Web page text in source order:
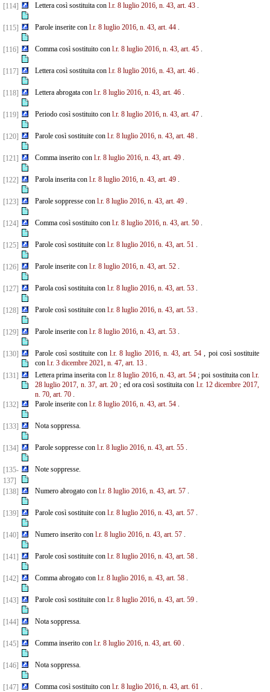
[114] Lettera così sostituita con l.r. 8 luglio 2016, n. 43, art. 43.
[115] Parole inserite con l.r. 8 luglio 2016, n. 43, art. 44.
[116] Comma così sostituito con l.r. 8 luglio 2016, n. 43, art. 45.
[117] Lettera così sostituita con l.r. 8 luglio 2016, n. 43, art. 46.
[118] Lettera abrogata con l.r. 8 luglio 2016, n. 43, art. 46.
[119] Periodo così sostituito con l.r. 8 luglio 2016, n. 43, art. 47.
[120] Parole così sostituite con l.r. 8 luglio 2016, n. 43, art. 48.
[121] Comma inserito con l.r. 8 luglio 2016, n. 43, art. 49.
[122] Parola inserita con l.r. 8 luglio 2016, n. 43, art. 49.
[123] Parole soppresse con l.r. 8 luglio 2016, n. 43, art. 49.
[124] Comma così sostituito con l.r. 8 luglio 2016, n. 43, art. 50.
[125] Parole così sostituite con l.r. 8 luglio 2016, n. 43, art. 51.
[126] Parole inserite con l.r. 8 luglio 2016, n. 43, art. 52.
[127] Parola così sostituita con l.r. 8 luglio 2016, n. 43, art. 53.
[128] Parole così sostituite con l.r. 8 luglio 2016, n. 43, art. 53.
[129] Parole inserite con l.r. 8 luglio 2016, n. 43, art. 53.
[130] Parole così sostituite conl.r. 8 luglio 2016, n. 43, art. 54 , poi così sostituite
con l.r. 3 dicembre 2021, n. 47, art. 13.
[131]
Lettera prima inserita conl.r. 8 luglio 2016, n. 43, art. 54 ; poi sostituita con l.r.
28 luglio 2017, n. 37, art. 20; ed ora così sostituita con l.r. 12 dicembre 2017,
n. 70, art. 70.
[132]
Parole inserite con l.r. 8 luglio 2016, n. 43, art. 54.
[133] Nota soppressa.
[134] Parole soppresse con l.r. 8 luglio 2016, n. 43, art. 55.
[135-
137]
Note soppresse.
[138] Numero abrogato con l.r. 8 luglio 2016, n. 43, art. 57.
[139] Parole così sostituite con l.r. 8 luglio 2016, n. 43, art. 57.
[140] Numero inserito con l.r. 8 luglio 2016, n. 43, art. 57.
[141] Parole così sostituite con l.r. 8 luglio 2016, n. 43, art. 58.
[142] Comma abrogato con l.r. 8 luglio 2016, n. 43, art. 58.
[143] Parole così sostituite con l.r. 8 luglio 2016, n. 43, art. 59.
[144] Nota soppressa.
[145] Comma inserito con l.r. 8 luglio 2016, n. 43, art. 60.
[146] Nota soppressa.
[147] Comma così sostituito con l.r. 8 luglio 2016, n. 43, art. 61.